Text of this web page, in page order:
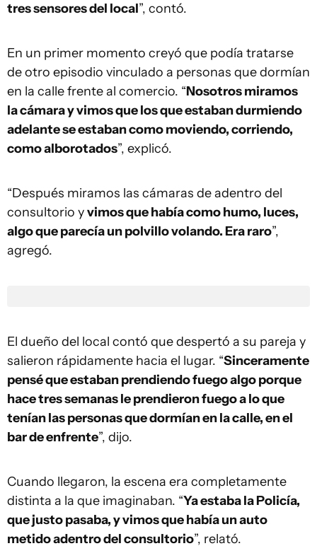
tres sensores del local”, contó.
En un primer momento creyó que podía tratarse
de otro episodio vinculado a personas que dormían
en la calle frente al comercio. “Nosotros miramos
la cámara y vimos que los que estaban durmiendo
adelante se estaban como moviendo, corriendo,
como alborotados”, explicó.
“Después miramos las cámaras de adentro del
consultorio yvimos que había como humo, luces,
algo que parecía un polvillo volando. Era raro”,
agregó.
El dueño del local contó que despertó a su pareja y
salieron rápidamente hacia el lugar. “Sinceramente
pensé que estaban prendiendo fuego algo porque
hace tres semanas le prendieron fuego a lo que
tenían las personas que dormían en la calle, en el
bar de enfrente”, dijo.
Cuando llegaron, la escena era completamente
distinta a la que imaginaban. “Ya estaba la Policía,
que justo pasaba, y vimos que había un auto
metido adentro del consultorio”, relató.